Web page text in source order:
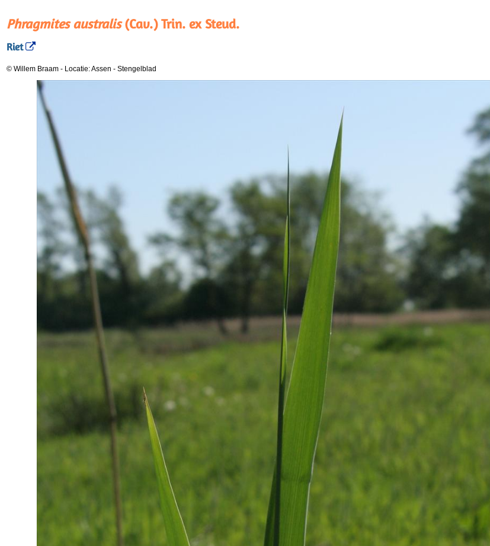
Phragmites australis(Cav.) Trin. ex Steud.
Riet
© Willem Braam - Locatie: Assen - Stengelblad